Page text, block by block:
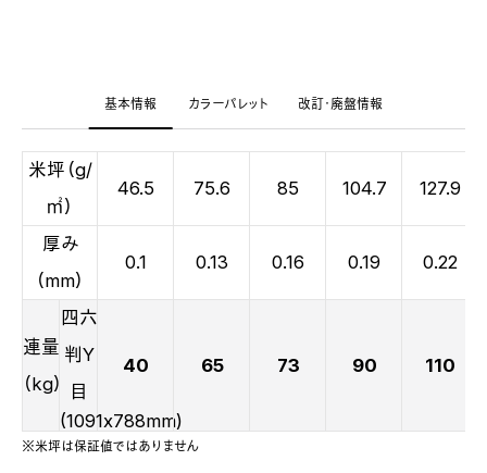
基本情報 カラーパレット 改訂・廃盤情報
米坪（g/
㎡）
46.5 75.6 85 104.7 127.9
厚み
（mm）
0.1 0.13 0.16 0.19 0.22
連量
（kg）
四六
判Y
目
(1091x788mm)
40 65 73 90 110
※米坪は保証値ではありません